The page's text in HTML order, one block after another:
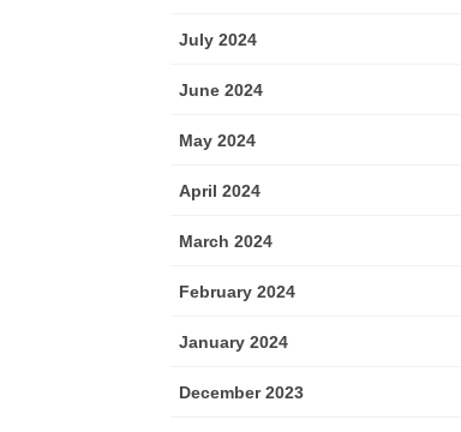
July 2024
June 2024
May 2024
April 2024
March 2024
February 2024
January 2024
December 2023